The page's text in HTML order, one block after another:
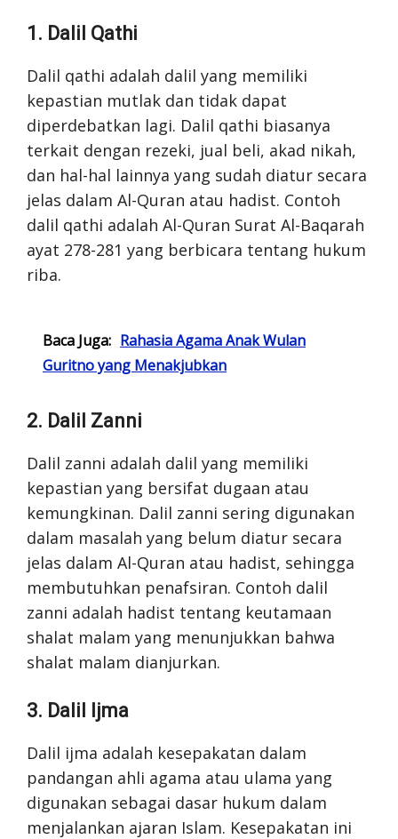
1. Dalil Qathi
Dalil qathi adalah dalil yang memiliki
kepastian mutlak dan tidak dapat
diperdebatkan lagi. Dalil qathi biasanya
terkait dengan rezeki, jual beli, akad nikah,
dan hal-hal lainnya yang sudah diatur secara
jelas dalam Al-Quran atau hadist. Contoh
dalil qathi adalah Al-Quran Surat Al-Baqarah
ayat 278-281 yang berbicara tentang hukum
riba.
Baca Juga: Rahasia Agama Anak Wulan
Guritno yang Menakjubkan
2. Dalil Zanni
Dalil zanni adalah dalil yang memiliki
kepastian yang bersifat dugaan atau
kemungkinan. Dalil zanni sering digunakan
dalam masalah yang belum diatur secara
jelas dalam Al-Quran atau hadist, sehingga
membutuhkan penafsiran. Contoh dalil
zanni adalah hadist tentang keutamaan
shalat malam yang menunjukkan bahwa
shalat malam dianjurkan.
3. Dalil Ijma
Dalil ijma adalah kesepakatan dalam
pandangan ahli agama atau ulama yang
digunakan sebagai dasar hukum dalam
menjalankan ajaran Islam. Kesepakatan ini